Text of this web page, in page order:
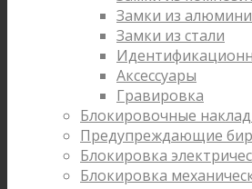
Замки из
Замки из стали
Аксессуары
Гравировка
Блокировочные
Предупреждающие
Блокировка
Блокировка